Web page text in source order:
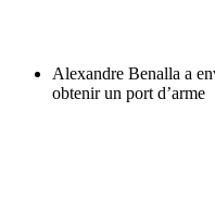
Alexandre Benalla a
obtenir un port d’arme